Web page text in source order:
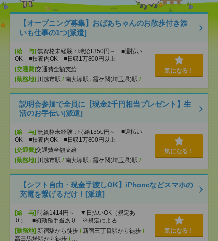
【オープニング募集】おばあちゃんのお散歩付き添
いも仕事の1つ[派遣]
[給 与] 無資格未経験：時給1350円～ ■週払い
OK ■扶養内OK ■日収1万800円以上
[交通費]交通費全額支給
[勤務地] 川越市駅 / 南大塚駅 / 霞ケ関(埼玉県)駅 / …
気になる！
説明会参加で全員に【現金2千円相当プレゼント】生
活のお手伝い[派遣]
[給 与] 無資格未経験：時給1350円～ ■週払い
OK ■扶養内OK ■日収1万800円以上
[交通費]交通費全額支給
[勤務地] 川越市駅 / 南大塚駅 / 霞ケ関(埼玉県)駅 / …
気になる！
【シフト自由・現金手渡しOK】iPhoneなどスマホの
充電を繋げるだけ！[派遣]
[給 与] 時給1414円～ ▼日払いOK（規定あ
り） ■初勤務手当あり ※規定による
[勤務地] 新宿駅から徒歩 / 新宿三丁目駅から徒歩 /
高田馬場駅から徒歩 / …
気になる！